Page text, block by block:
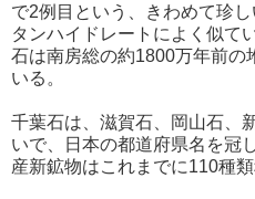
で2例目という、きわめて珍
タンハイドレートによく似て
石は南房総の約1800万年前の
いる。
千葉石は、滋賀石、岡山石、
いで、日本の都道府県名を冠
産新鉱物はこれまでに110種